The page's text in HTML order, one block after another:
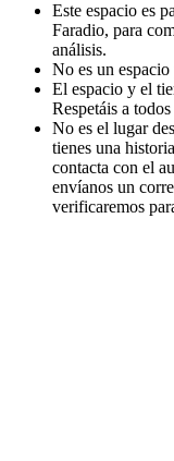
Este espacio es
Faradio, para
análisis.
No es un
El espacio y el
Respetáis a
No es el lugar
tienes una
contacta con el
envíanos un
verificaremos